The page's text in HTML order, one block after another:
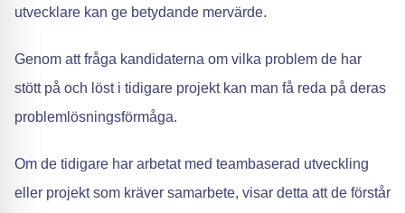
utvecklare kan ge betydande mervärde.
Genom att fråga kandidaterna om vilka problem de har
stött på och löst i tidigare projekt kan man få reda på deras
problemlösningsförmåga.
Om de tidigare har arbetat med teambaserad utveckling
eller projekt som kräver samarbete, visar detta att de förstår